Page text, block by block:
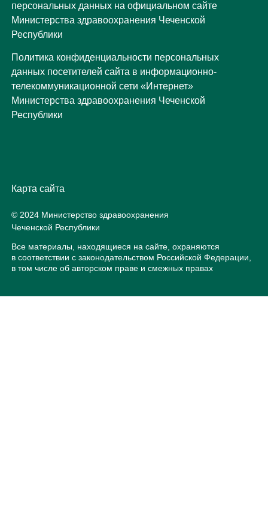
персональных данных на официальном сайте
Министерства здравоохранения Чеченской
Республики
Карта сайта
Политика конфиденциальности персональных
данных посетителей сайта в информационно-
телекоммуникационной сети «Интернет»
Министерства здравоохранения Чеченской
Республики
Все материалы, находящиеся на сайте, охраняются
в соответствии с законодательством Российской Федерации,
в том числе об авторском праве и смежных правах
© 2024 Министерство здравоохранения
Чеченской Республики